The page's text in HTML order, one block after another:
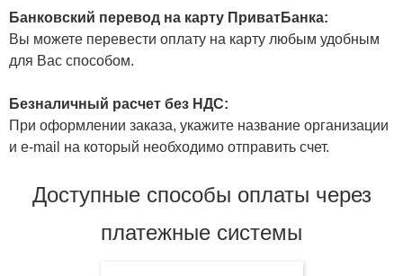
Банковский перевод на карту ПриватБанка:
Вы можете перевести оплату на карту любым удобным
для Вас способом.
Безналичный расчет без НДС:
При оформлении заказа, укажите название организации
и e-mail на который необходимо отправить счет.
Доступные способы оплаты через
платежные системы